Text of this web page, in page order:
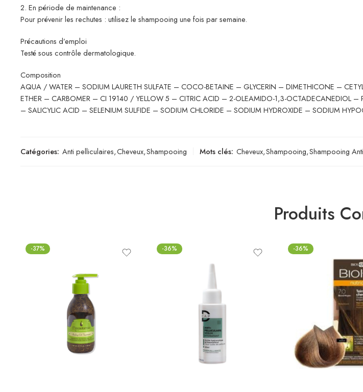
2. En période de maintenance :
Pour prévenir les rechutes : utilisez le shampooing une fois par semaine.
Précautions d’emploi
Testé sous contrôle dermatologique.
Composition
AQUA / WATER – SODIUM LAURETH SULFATE – COCO-BETAINE – GLYCERIN – DIMETHICONE –
ETHER – CARBOMER – CI 19140 / YELLOW 5 – CITRIC ACID – 2-OLEAMIDO-1,3-OCTADECANEDIOL –
– SALICYLIC ACID – SELENIUM SULFIDE – SODIUM CHLORIDE – SODIUM HYDROXIDE – SODIUM
Catégories: Anti pelliculaires,Cheveux,Shampooing Mots clés: Cheveux,Shampooing,Shampooing
Produits
-37% -36% -36%